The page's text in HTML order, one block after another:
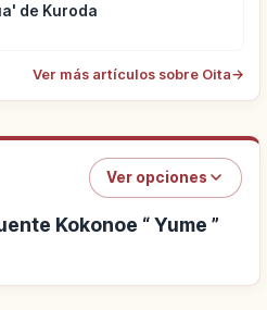
de Kuroda
Ver más artículos sobre Oita→
Ver opciones
Kokonoe “ Yume ”